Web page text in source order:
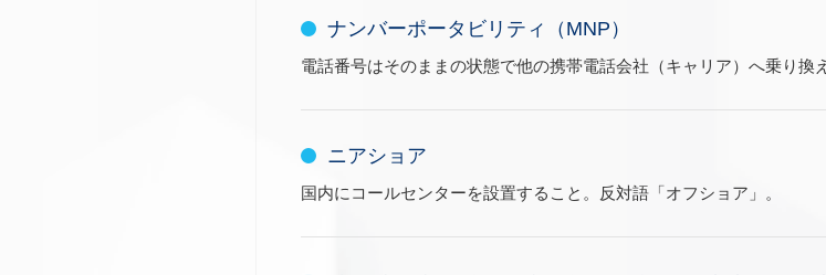
ナンバーポータビリティ（MNP）
電話番号はそのままの状態で他の携帯電話会社（キャリア）へ乗り換
ニアショア
国内にコールセンターを設置すること。反対語「オフショア」。